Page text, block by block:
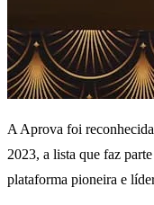
A Aprova foi
2023, a lista que faz
plataforma pioneira e